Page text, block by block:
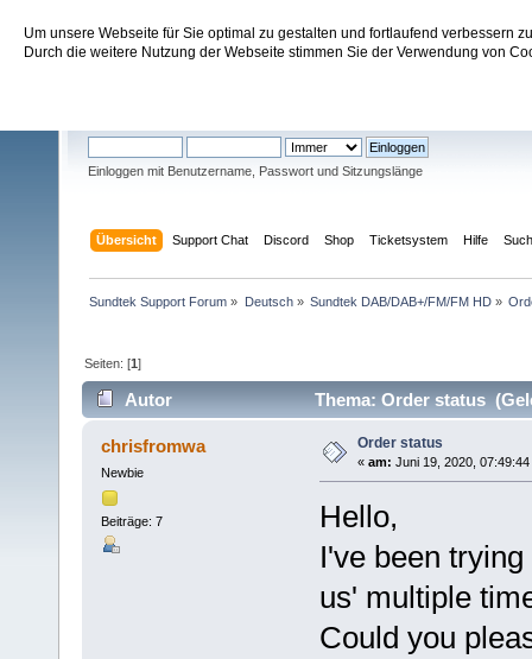
Um unsere Webseite für Sie optimal zu gestalten und fortlaufend verbessern
Durch die weitere Nutzung der Webseite stimmen Sie der Verwendung von
Sundtek Support Forum
Einloggen mit Benutzername, Passwort und Sitzungslänge
Übersicht Support Chat Discord Shop Ticketsystem Hilfe
Sundtek Support Forum » Deutsch» Sundtek DAB/DAB+/FM/FM HD»
Seiten: [1]
Autor Thema: Order status
chrisfromwa
Newbie
Beiträge: 7
Order status
« am: Juni 19, 2020,
Hello,
I've been
us' multiple
Could you